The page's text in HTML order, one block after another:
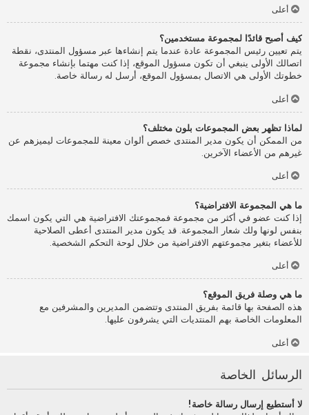
أعلى
كيف أصبح قائدًا لمجموعة مستخدمين؟
يتم تعيين رئيس المجموعة عادة عندما يتم إنشاءها عبر مسؤول المنتدى، نقطة
اتصالك الأولى ينبغي أن تكون مسؤول الموقع، إذا كنت مهتما بإنشاء مجموعة
خطوتك الأولى هي الاتصال بمسؤول الموقع، أرسل له رسالة خاصة.
أعلى
لماذا تظهر بعض المجموعات بلون مختلف؟
من الممكن أن يكون مدير المنتدى خصص ألوان معينة للمجموعات ليميزهم عن
غيرهم من الأعضاء الآخرين.
أعلى
ما هي المجموعة الافتراضية؟
إذا كنت عضو في أكثر من مجموعة فمجموعتك الافتراضية هي التي يكون اسمك
بنفس لونها ولك شعار المجموعة. قد يكون مدير المنتدى أعطى الصلاحية
للأعضاء بتغير مجموعتهم الافتراضية من خلال لوحة التحكم الشخصية.
أعلى
ما هي وصلة فريق الموقع؟
هذه الصفحة بها قائمة بفريق المنتدى وتتضمن المديرين والمشرفين مع
المعلومات الخاصة بهم المنتديات التي يشرفون عليها.
أعلى
الرسائل الخاصة
لا أستطيع إرسال رسالة خاصة!